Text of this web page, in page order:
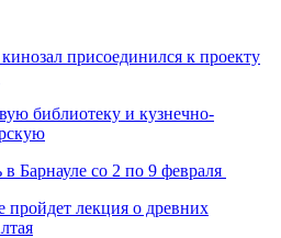
присоединился к проекту
библиотеку и кузнечно-
Барнауле со 2 по 9 февраля
пройдет лекция о древних